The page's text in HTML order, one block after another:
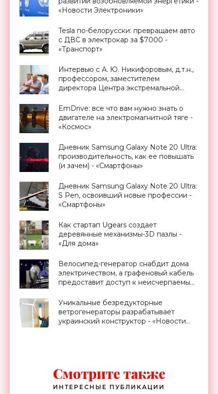
«Новости Электроники»
Tesla по-белорусски: превращаем авто
с ДВС в электрокар за $7000 -
«Транспорт»
Интервью с А. Ю. Никифоровым, д.т.н.,
профессором, заместителем
директора Центра экстремальной
МИФИ - «Смартфоны»
EmDrive: все что вам нужно знать о
двигателе на электромагнитной тяге -
«Космос»
Дневник Samsung Galaxy Note 20 Ultra:
производительность, как ее повышать
(и зачем) - «Смартфоны»
Дневник Samsung Galaxy Note 20 Ultra:
S Pen, освоивший новые профессии -
«Смартфоны»
Как стартап Ugears создает
деревянные механизмы-3D пазлы -
«Для дома»
Велосипед-генератор снабдит дома
электричеством, а графеновый кабель
предоставит доступ к неисчерпаемым
проект Billions in Change (видео) -
«Новости Электроники»
Уникальные безредукторные
ветрогенераторы разрабатывает
украинский конструктор - «Новости
Смотрите также
ИНТЕРЕСНЫЕ ПУБЛИКАЦИИ